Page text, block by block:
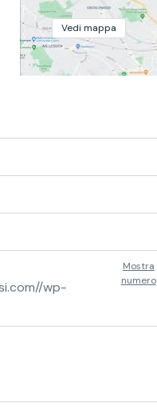
Vedi mappa
wp-
Mostra
numero